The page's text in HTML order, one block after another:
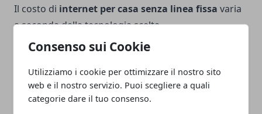
Consenso sui Cookie
Utilizziamo i cookie per ottimizzare il nostro sito
web e il nostro servizio. Puoi scegliere a quali
categorie dare il tuo consenso.
Il costo di internet per casa senza linea fissa varia
a seconda della tecnologia scelta.
Un piano 4G illimitato si colloca mediamente tra i 20
ai 40 euro, spesso con modem incluso o in
comodato d’uso.
L’FWA ha prezzi simili, ma offre maggiore stabilità